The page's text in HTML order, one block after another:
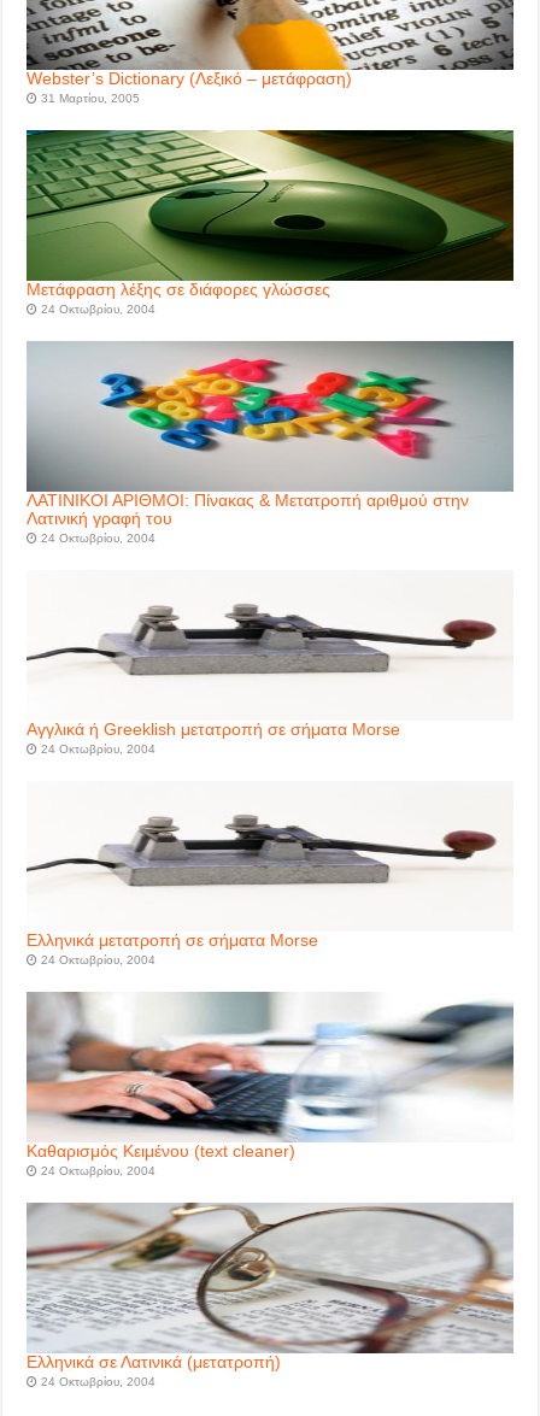
Webster’s Dictionary (Λεξικό – μετάφραση)
31 Μαρτίου, 2005
Μετάφραση λέξης σε διάφορες γλώσσες
24 Οκτωβρίου, 2004
ΛΑΤΙΝΙΚΟΙ ΑΡΙΘΜΟΙ: Πίνακας & Μετατροπή αριθμού στην
Λατινική γραφή του
24 Οκτωβρίου, 2004
Αγγλικά ή Greeklish μετατροπή σε σήματα Morse
24 Οκτωβρίου, 2004
Ελληνικά μετατροπή σε σήματα Morse
24 Οκτωβρίου, 2004
Καθαρισμός Κειμένου (text cleaner)
24 Οκτωβρίου, 2004
Ελληνικά σε Λατινικά (μετατροπή)
24 Οκτωβρίου, 2004